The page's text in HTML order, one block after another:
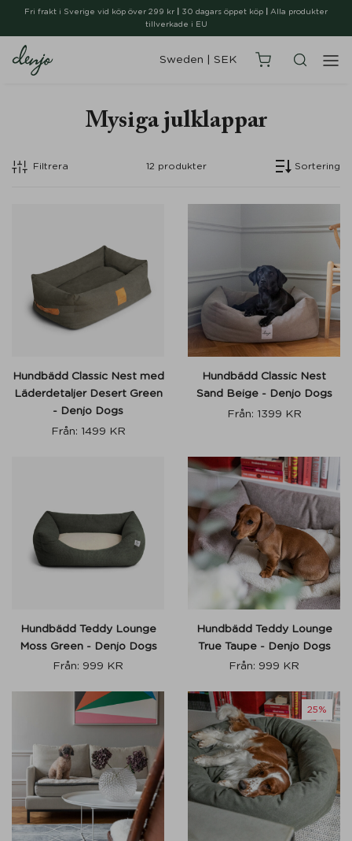
Fri frakt i Sverige vid köp över 299 kr 30 dagars öppet köp
Alla produkter
tillverkade i EU
Sweden SEK
Mysiga julklappar
Filtrera 12 produkter Sortering
Hundbädd Classic Nest med
Läderdetaljer Desert Green
- Denjo Dogs
Från: 1499 KR
Hundbädd Classic Nest
Sand Beige - Denjo Dogs
Från: 1399 KR
Hundbädd Teddy Lounge
Moss Green - Denjo Dogs
Från: 999 KR
Hundbädd Teddy Lounge
True Taupe - Denjo Dogs
Från: 999 KR
25%